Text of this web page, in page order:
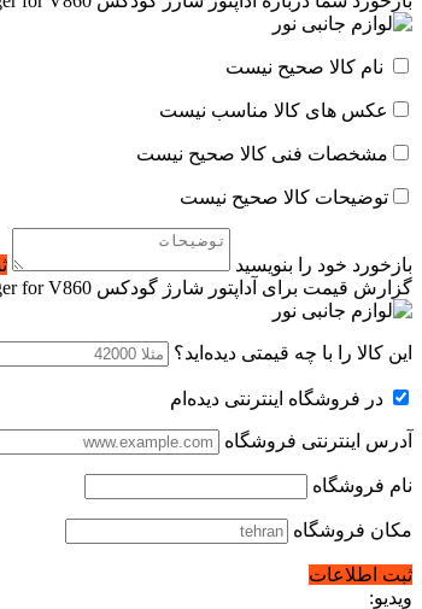
نام کالا صحیح نیست
عکس های کالا مناسب نیست
مشخصات فنی کالا صحیح نیست
توضیحات کالا صحیح نیست
بازخورد خود را بنویسید
گزارش قیمت برای آداپتور شارژ گودکس Godox VC-18 Battery Charger for V860
این کالا را با چه قیمتی دیده‌اید؟
در فروشگاه اینترنتی دیده‌ام
آدرس اینترنتی فروشگاه
نام فروشگاه
مکان فروشگاه
ثبت اطلاعات
ویدیو: